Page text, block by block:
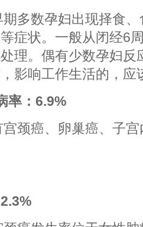
多数孕妇出现择食
症状。一般从闭经6
理。偶有少数孕妇反
影响工作生活的，应
率：6.9%
颈癌、卵巢癌、子